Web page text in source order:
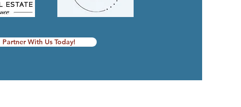
Partner With Us Today!